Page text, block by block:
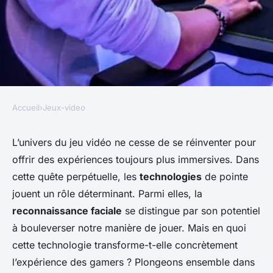
Quels sont les avantages de
l'utilisation de la
reconnaissance faciale pour
améliorer l'immersion dans
les jeux vidéo?
Accueil›Jeux-video
L’univers du jeu vidéo ne cesse de se réinventer pour
offrir des expériences toujours plus immersives. Dans
cette quête perpétuelle, les technologies de pointe
jouent un rôle déterminant. Parmi elles, la
reconnaissance faciale se distingue par son potentiel
à bouleverser notre manière de jouer. Mais en quoi
cette technologie transforme-t-elle concrètement
l’expérience des gamers ? Plongeons ensemble dans